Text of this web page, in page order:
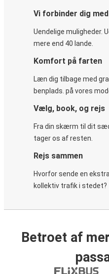
Vi forbinder dig
Uendelige muligheder.
mere end 40 lande.
Komfort på farten
Læn dig tilbage med
benplads. på vores
Vælg, book, og rejs
Fra din skærm til dit
tager os af resten.
Rejs sammen
Hvorfor sende en
kollektiv trafik i stedet?
Betroet af